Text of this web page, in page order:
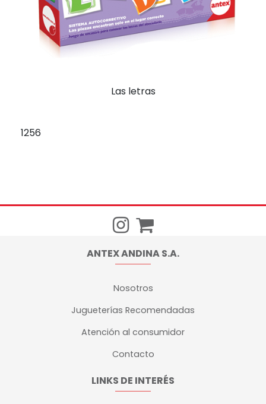
Las letras
1256
ANTEX ANDINA S.A.
Nosotros
Jugueterías Recomendadas
Atención al consumidor
Contacto
LINKS DE INTERÉS